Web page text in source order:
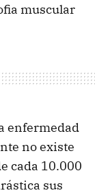
muscular
enfermedad
no existe
cada 10.000
sus